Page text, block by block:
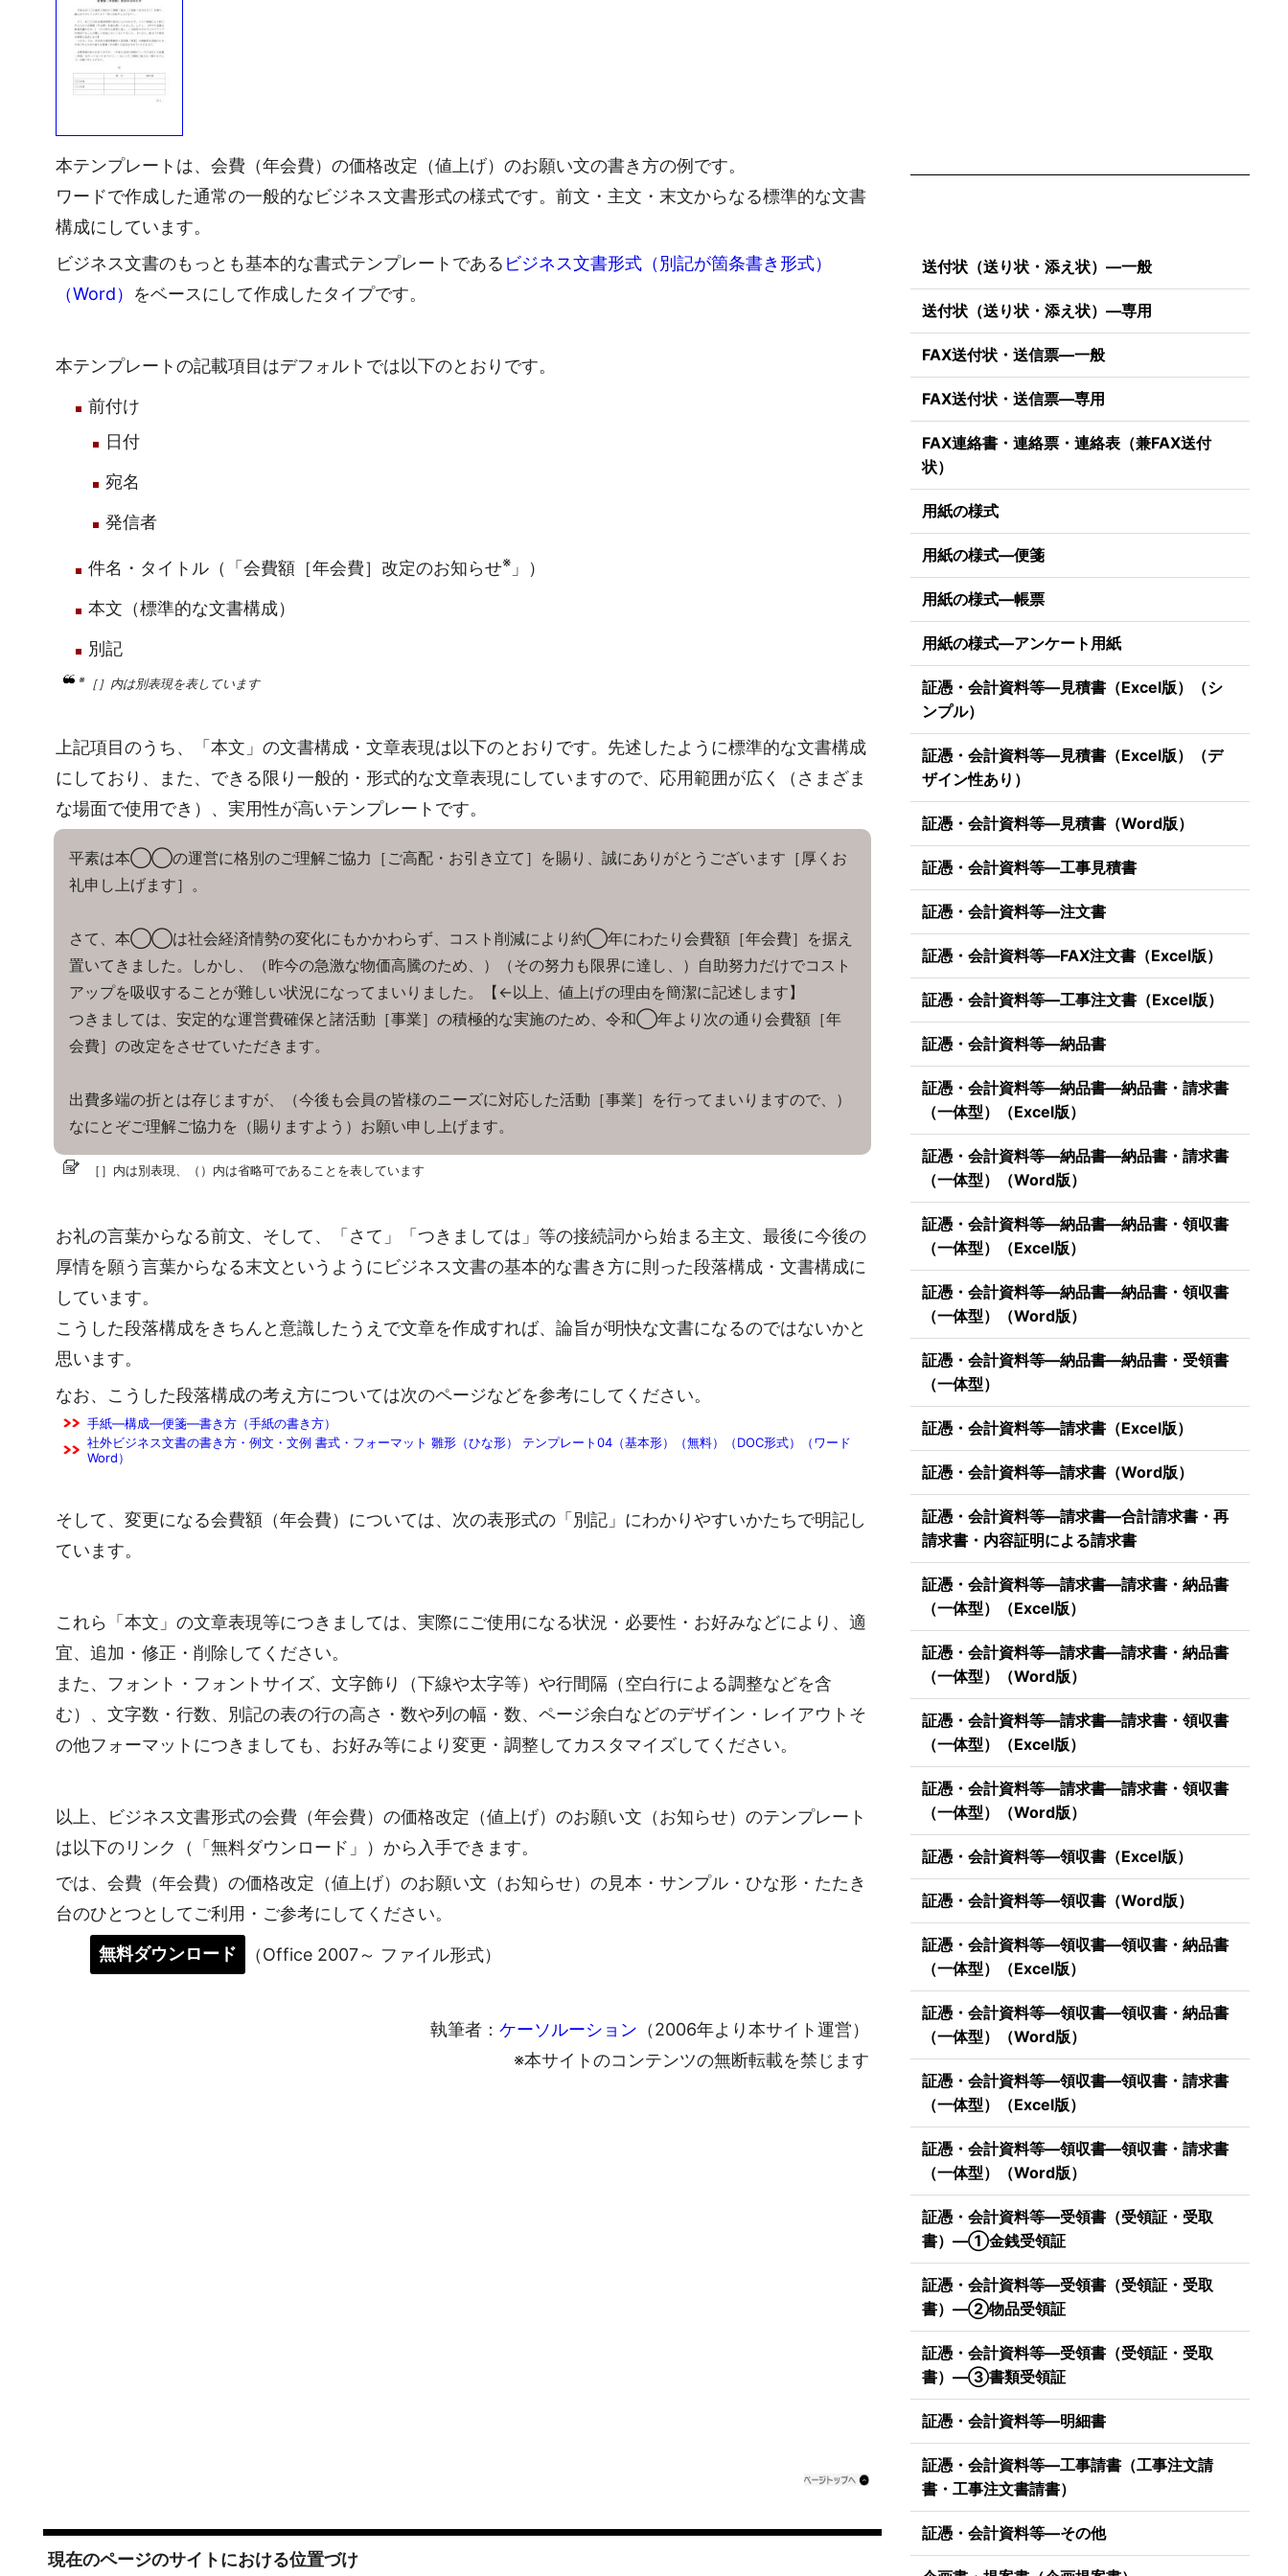
本テンプレートは、会費（年会費）の価格改定（値上げ）のお願い文の書き方の例です。
ワードで作成した通常の一般的なビジネス文書形式の様式です。前文・主文・末文からなる標準的な文書
構成にしています。
ビジネス文書のもっとも基本的な書式テンプレートである ビジネス文書形式（別記が箇条書き形式）
（Word） をベースにして作成したタイプです。
本テンプレートの記載項目はデフォルトでは以下のとおりです。
前付け
日付
宛名
発信者
件名・タイトル（「会費額［年会費］改定のお知らせ※ 」）
本文（標準的な文書構成）
別記
※ ［］内は別表現を表しています
上記項目のうち、「本文」の文書構成・文章表現は以下のとおりです。先述したように標準的な文書構成
にしており、また、できる限り一般的・形式的な文章表現にしていますので、応用範囲が広く（さまざま
な場面で使用でき）、実用性が高いテンプレートです。
平素は本◯◯の運営に格別のご理解ご協力［ご高配・お引き立て］を賜り、誠にありがとうございます［厚くお
礼申し上げます］。
さて、本◯◯は社会経済情勢の変化にもかかわらず、コスト削減により約◯年にわたり会費額［年会費］を据え
置いてきました。しかし、（昨今の急激な物価高騰のため、）（その努力も限界に達し、）自助努力だけでコスト
アップを吸収することが難しい状況になってまいりました。【←以上、値上げの理由を簡潔に記述します】
つきましては、安定的な運営費確保と諸活動［事業］の積極的な実施のため、令和◯年より次の通り会費額［年
会費］の改定をさせていただきます。
出費多端の折とは存じますが、（今後も会員の皆様のニーズに対応した活動［事業］を行ってまいりますので、）
なにとぞご理解ご協力を（賜りますよう）お願い申し上げます。
［］内は別表現、（）内は省略可であることを表しています
お礼の言葉からなる前文、そして、「さて」「つきましては」等の接続詞から始まる主文、最後に今後の
厚情を願う言葉からなる末文というようにビジネス文書の基本的な書き方に則った段落構成・文書構成に
しています。
こうした段落構成をきちんと意識したうえで文章を作成すれば、論旨が明快な文書になるのではないかと
思います。
なお、こうした段落構成の考え方については次のページなどを参考にしてください。
手紙―構成―便箋―書き方（手紙の書き方）
社外ビジネス文書の書き方・例文・文例 書式・フォーマット 雛形（ひな形） テンプレート04（基本形）（無料）（DOC形式）（ワード
Word）
そして、変更になる会費額（年会費）については、次の表形式の「別記」にわかりやすいかたちで明記し
ています。
これら「本文」の文章表現等につきましては、実際にご使用になる状況・必要性・お好みなどにより、適
宜、追加・修正・削除してください。
また、フォント・フォントサイズ、文字飾り（下線や太字等）や行間隔（空白行による調整などを含
む）、文字数・行数、別記の表の行の高さ・数や列の幅・数、ページ余白などのデザイン・レイアウトそ
の他フォーマットにつきましても、お好み等により変更・調整してカスタマイズしてください。
以上、ビジネス文書形式の会費（年会費）の価格改定（値上げ）のお願い文（お知らせ）のテンプレート
は以下のリンク（「無料ダウンロード」）から入手できます。
では、会費（年会費）の価格改定（値上げ）のお願い文（お知らせ）の見本・サンプル・ひな形・たたき
台のひとつとしてご利用・ご参考にしてください。
無料ダウンロード
（Office 2007～ ファイル形式）
執筆者： ケーソルーション （2006年より本サイト運営）
※本サイトのコンテンツの無断転載を禁じます
現在のページのサイトにおける位置づけ
送付状（送り状・添え状）―一般
送付状（送り状・添え状）―専用
FAX送付状・送信票―一般
FAX送付状・送信票―専用
FAX連絡書・連絡票・連絡表（兼FAX送付
状）
用紙の様式
用紙の様式―便箋
用紙の様式―帳票
用紙の様式―アンケート用紙
証憑・会計資料等―見積書（Excel版）（シ
ンプル）
証憑・会計資料等―見積書（Excel版）（デ
ザイン性あり）
証憑・会計資料等―見積書（Word版）
証憑・会計資料等―工事見積書
証憑・会計資料等―注文書
証憑・会計資料等―FAX注文書（Excel版）
証憑・会計資料等―工事注文書（Excel版）
証憑・会計資料等―納品書
証憑・会計資料等―納品書―納品書・請求書
（一体型）（Excel版）
証憑・会計資料等―納品書―納品書・請求書
（一体型）（Word版）
証憑・会計資料等―納品書―納品書・領収書
（一体型）（Excel版）
証憑・会計資料等―納品書―納品書・領収書
（一体型）（Word版）
証憑・会計資料等―納品書―納品書・受領書
（一体型）
証憑・会計資料等―請求書（Excel版）
証憑・会計資料等―請求書（Word版）
証憑・会計資料等―請求書―合計請求書・再
請求書・内容証明による請求書
証憑・会計資料等―請求書―請求書・納品書
（一体型）（Excel版）
証憑・会計資料等―請求書―請求書・納品書
（一体型）（Word版）
証憑・会計資料等―請求書―請求書・領収書
（一体型）（Excel版）
証憑・会計資料等―請求書―請求書・領収書
（一体型）（Word版）
証憑・会計資料等―領収書（Excel版）
証憑・会計資料等―領収書（Word版）
証憑・会計資料等―領収書―領収書・納品書
（一体型）（Excel版）
証憑・会計資料等―領収書―領収書・納品書
（一体型）（Word版）
証憑・会計資料等―領収書―領収書・請求書
（一体型）（Excel版）
証憑・会計資料等―領収書―領収書・請求書
（一体型）（Word版）
証憑・会計資料等―受領書（受領証・受取
書）―①金銭受領証
証憑・会計資料等―受領書（受領証・受取
書）―②物品受領証
証憑・会計資料等―受領書（受領証・受取
書）―③書類受領証
証憑・会計資料等―明細書
証憑・会計資料等―工事請書（工事注文請
書・工事注文書請書）
証憑・会計資料等―その他